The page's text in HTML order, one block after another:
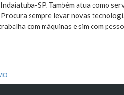
SP. Também atua como
sempre levar novas
com máquinas e sim com